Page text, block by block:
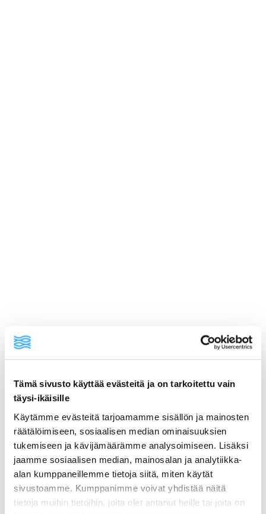
Tämä sivusto käyttää evästeitä ja on tarkoitettu vain
täysi-ikäisille
Käytämme evästeitä tarjoamamme sisällön ja mainosten
räätälöimiseen, sosiaalisen median ominaisuuksien
tukemiseen ja kävijämäärämme analysoimiseen. Lisäksi
jaamme sosiaalisen median, mainosalan ja analytiikka-
alan kumppaneillemme tietoja siitä, miten käytät
sivustoamme. Kumppanimme voivat yhdistää näitä
tietoja muihin tietoihin, joita olet antanut heille tai joita on
ainekset
valmistusohje
lisätietoja
600–700 g lohifilee (nahalla)